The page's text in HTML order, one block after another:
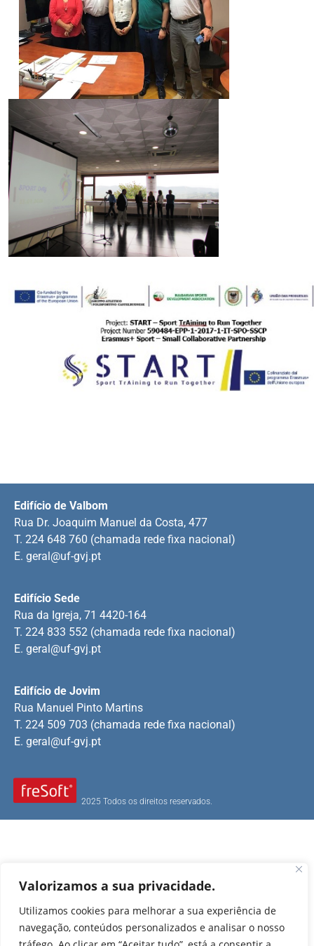
Valorizamos a sua privacidade.
Utilizamos cookies para melhorar a sua experiência de
navegação, conteúdos personalizados e analisar o nosso
2025 Todos os direitos reservados.
Edifício de Jovim
Rua Manuel Pinto Martins
T. 224 509 703 (chamada rede fixa nacional)
E. geral@uf-gvj.pt
Edifício Sede
Rua da Igreja, 71 4420-164
T. 224 833 552 (chamada rede fixa nacional)
E. geral@uf-gvj.pt
Edifício de Valbom
Rua Dr. Joaquim Manuel da Costa, 477
T. 224 648 760 (chamada rede fixa nacional)
E. geral@uf-gvj.pt